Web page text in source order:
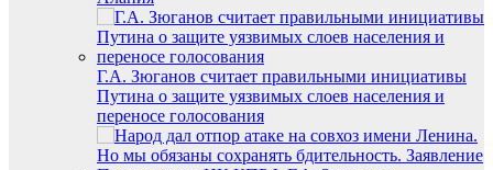
Г.А. Зюганов считает правильными инициативы
Путина о защите уязвимых слоев населения и
переносе голосования